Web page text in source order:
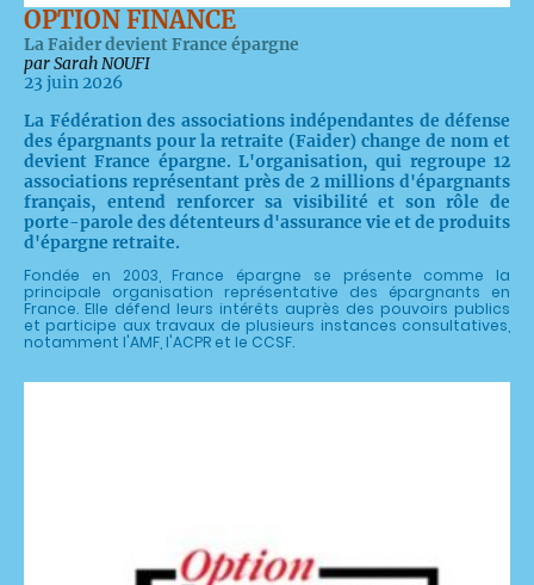
OPTION FINANCE
La Faider devient France épargne
par Sarah NOUFI
23 juin 2026
La Fédération des associations indépendantes de défense
des épargnants pour la retraite (Faider) change de nom et
devient France épargne. L'organisation, qui regroupe 12
associations représentant près de 2 millions d'épargnants
français, entend renforcer sa visibilité et son rôle de
porte-parole des détenteurs d'assurance vie et de produits
d'épargne retraite.
Fondée en 2003, France épargne se présente comme la
principale organisation représentative des épargnants en
France. Elle défend leurs intérêts auprès des pouvoirs publics
et participe aux travaux de plusieurs instances consultatives,
notamment l'AMF, l'ACPR et le CCSF.